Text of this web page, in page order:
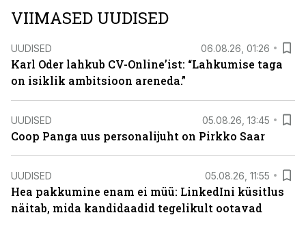
VIIMASED UUDISED
UUDISED 06.08.26, 01:26
Karl Oder lahkub CV-Online’ist: “Lahkumise taga
on isiklik ambitsioon areneda.”
UUDISED 05.08.26, 13:45
Coop Panga uus personalijuht on Pirkko Saar
UUDISED 05.08.26, 11:55
Hea pakkumine enam ei müü: LinkedIni küsitlus
näitab, mida kandidaadid tegelikult ootavad